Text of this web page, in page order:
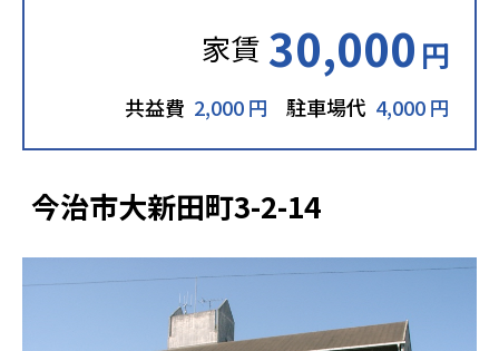
家賃 30,000 円
共益費 2,000 円 駐車場代 4,000 円
今治市大新田町3-2-14